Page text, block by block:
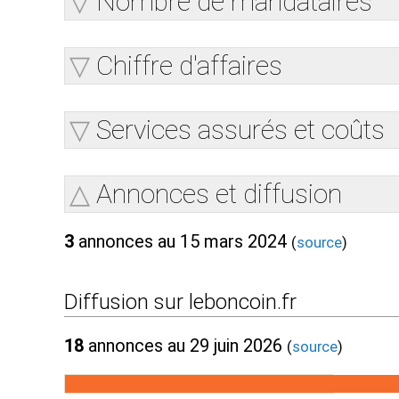
Chiffre d'affaires
Services assurés et coûts
Annonces et diffusion
3 annonces au 15 mars 2024 (source)
Diffusion sur leboncoin.fr
18 annonces au 29 juin 2026 (source)